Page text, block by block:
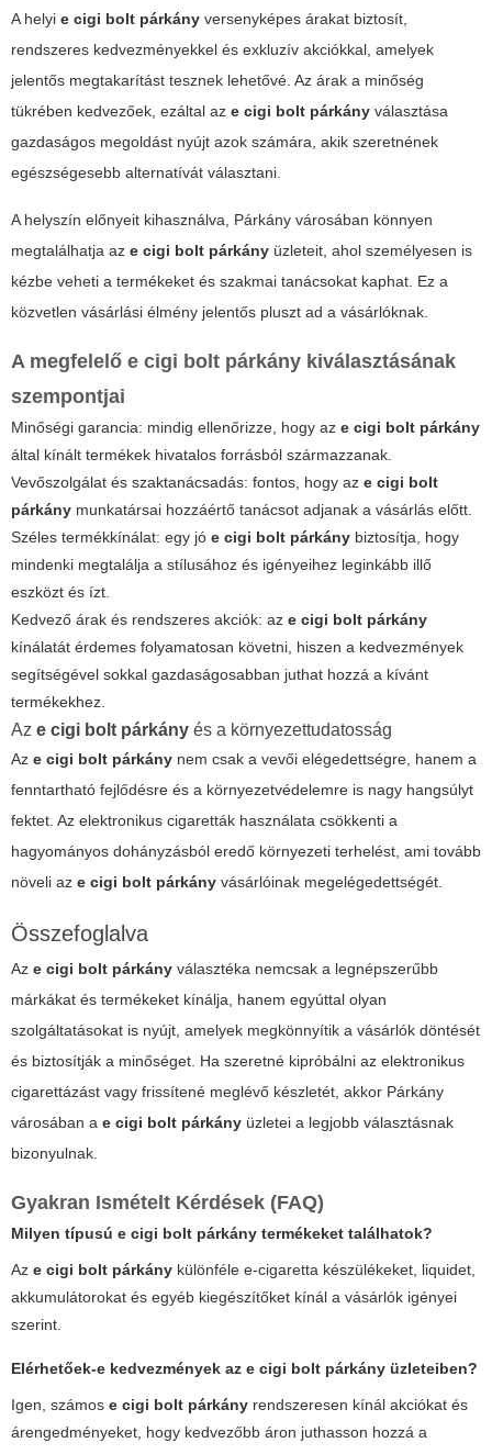
A helyi e cigi bolt párkány versenyképes árakat biztosít,
rendszeres kedvezményekkel és exkluzív akciókkal, amelyek
jelentős megtakarítást tesznek lehetővé. Az árak a minőség
tükrében kedvezőek, ezáltal az e cigi bolt párkány választása
gazdaságos megoldást nyújt azok számára, akik szeretnének
egészségesebb alternatívát választani.
A helyszín előnyeit kihasználva, Párkány városában könnyen
megtalálhatja az e cigi bolt párkány üzleteit, ahol személyesen is
kézbe veheti a termékeket és szakmai tanácsokat kaphat. Ez a
közvetlen vásárlási élmény jelentős pluszt ad a vásárlóknak.
A megfelelő e cigi bolt párkány kiválasztásának
szempontjai
Minőségi garancia: mindig ellenőrizze, hogy az e cigi bolt párkány
által kínált termékek hivatalos forrásból származzanak.
Vevőszolgálat és szaktanácsadás: fontos, hogy az e cigi bolt
párkány munkatársai hozzáértő tanácsot adjanak a vásárlás előtt.
Széles termékkínálat: egy jó e cigi bolt párkány biztosítja, hogy
mindenki megtalálja a stílusához és igényeihez leginkább illő
eszközt és ízt.
Kedvező árak és rendszeres akciók: az e cigi bolt párkány
kínálatát érdemes folyamatosan követni, hiszen a kedvezmények
segítségével sokkal gazdaságosabban juthat hozzá a kívánt
termékekhez.
Az e cigi bolt párkány és a környezettudatosság
Az e cigi bolt párkány nem csak a vevői elégedettségre, hanem a
fenntartható fejlődésre és a környezetvédelemre is nagy hangsúlyt
fektet. Az elektronikus cigaretták használata csökkenti a
hagyományos dohányzásból eredő környezeti terhelést, ami tovább
növeli az e cigi bolt párkány vásárlóinak megelégedettségét.
Összefoglalva
Az e cigi bolt párkány választéka nemcsak a legnépszerűbb
márkákat és termékeket kínálja, hanem egyúttal olyan
szolgáltatásokat is nyújt, amelyek megkönnyítik a vásárlók döntését
és biztosítják a minőséget. Ha szeretné kipróbálni az elektronikus
cigarettázást vagy frissítené meglévő készletét, akkor Párkány
városában a e cigi bolt párkány üzletei a legjobb választásnak
bizonyulnak.
Gyakran Ismételt Kérdések (FAQ)
Milyen típusú e cigi bolt párkány termékeket találhatok?
Az e cigi bolt párkány különféle e-cigaretta készülékeket, liquidet,
akkumulátorokat és egyéb kiegészítőket kínál a vásárlók igényei
szerint.
Elérhetőek-e kedvezmények az e cigi bolt párkány üzleteiben?
Igen, számos e cigi bolt párkány rendszeresen kínál akciókat és
árengedményeket, hogy kedvezőbb áron juthasson hozzá a